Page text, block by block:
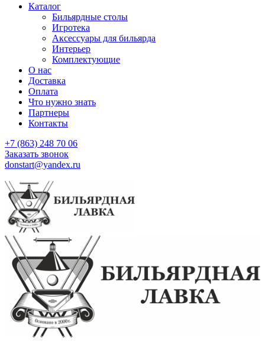
Каталог
Бильярдные столы
Игротека
Аксессуары для бильярда
Интерьер
Комплектующие
О нас
Доставка
Оплата
Что нужно знать
Партнеры
Контакты
+7 (863) 248 70 06
Заказать звонок
donstart@yandex.ru